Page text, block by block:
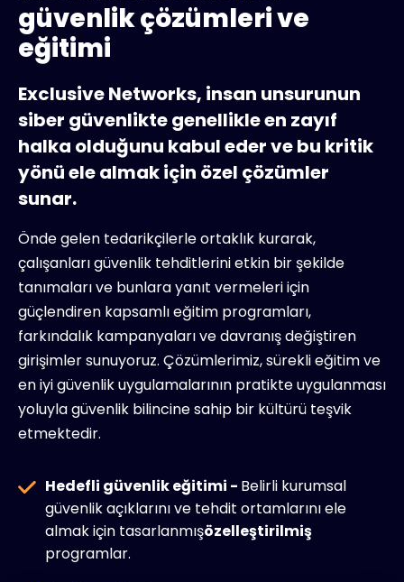
güvenlik çözümleri ve
eğitimi
Exclusive Networks, insan unsurunun
siber güvenlikte genellikle en zayıf
halka olduğunu kabul eder ve bu kritik
yönü ele almak için özel çözümler
sunar.
Önde gelen tedarikçilerle ortaklık kurarak,
çalışanları güvenlik tehditlerini etkin bir şekilde
tanımaları ve bunlara yanıt vermeleri için
güçlendiren kapsamlı eğitim programları,
farkındalık kampanyaları ve davranış değiştiren
girişimler sunuyoruz. Çözümlerimiz, sürekli eğitim ve
en iyi güvenlik uygulamalarının pratikte uygulanması
yoluyla güvenlik bilincine sahip bir kültürü teşvik
etmektedir.
Hedefli güvenlik eğitimi - Belirli kurumsal
güvenlik açıklarını ve tehdit ortamlarını ele
almak için tasarlanmışözelleştirilmiş
programlar.